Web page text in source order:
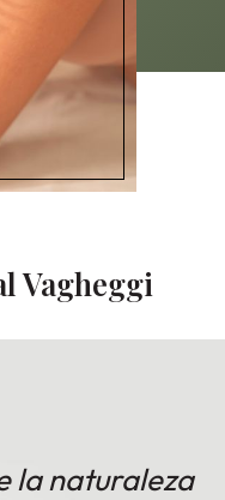
Vagheggi
la naturaleza